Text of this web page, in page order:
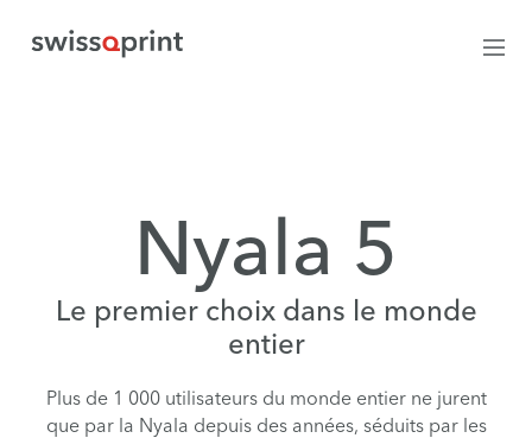
Nyala 5
Le premier choix dans le monde
entier
Plus de 1 000 utilisateurs du monde entier ne jurent
que par la Nyala depuis des années, séduits par les